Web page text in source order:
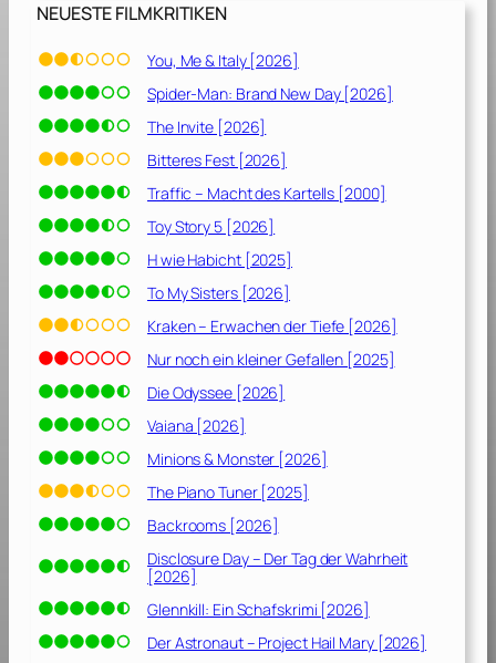
NEUESTE FILMKRITIKEN
You, Me & Italy [2026]
Spider-Man: Brand New Day [2026]
The Invite [2026]
Bitteres Fest [2026]
Traffic – Macht des Kartells [2000]
Toy Story 5 [2026]
H wie Habicht [2025]
To My Sisters [2026]
Kraken – Erwachen der Tiefe [2026]
Nur noch ein kleiner Gefallen [2025]
Die Odyssee [2026]
Vaiana [2026]
Minions & Monster [2026]
The Piano Tuner [2025]
Backrooms [2026]
Disclosure Day – Der Tag der Wahrheit
[2026]
Glennkill: Ein Schafskrimi [2026]
Der Astronaut – Project Hail Mary [2026]